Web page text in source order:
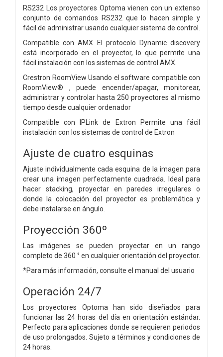
RS232 Los proyectores Optoma vienen con un extenso
conjunto de comandos RS232 que lo hacen simple y
fácil de administrar usando cualquier sistema de control.
Compatible con AMX El protocolo Dynamic discovery
está incorporado en el proyector, lo que permite una
fácil instalación con los sistemas de control AMX.
Crestron RoomView Usando el software compatible con
RoomView® , puede encender/apagar, monitorear,
administrar y controlar hasta 250 proyectores al mismo
tiempo desde cualquier ordenador
Compatible con IPLink de Extron Permite una fácil
instalación con los sistemas de control de Extron
Ajuste de cuatro esquinas
Ajuste individualmente cada esquina de la imagen para
crear una imagen perfectamente cuadrada. Ideal para
hacer stacking, proyectar en paredes irregulares o
donde la colocación del proyector es problemática y
debe instalarse en ángulo.
Proyección 360º
Las imágenes se pueden proyectar en un rango
completo de 360 ​​° en cualquier orientación del proyector.
*Para más información, consulte el manual del usuario
Operación 24/7
Los proyectores Optoma han sido diseñados para
funcionar las 24 horas del día en orientación estándar.
Perfecto para aplicaciones donde se requieren periodos
de uso prolongados. Sujeto a términos y condiciones de
24 horas.